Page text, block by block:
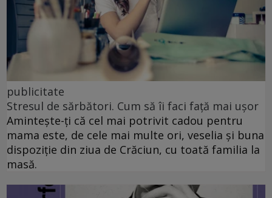
publicitate
Stresul de sărbători. Cum să îi faci față mai ușor
Amintește-ți că cel mai potrivit cadou pentru
mama este, de cele mai multe ori, veselia și buna
dispoziție din ziua de Crăciun, cu toată familia la
masă.